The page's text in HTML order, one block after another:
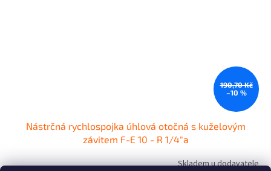
190,70 Kč
–10 %
Nástrčná rychlospojka úhlová otočná s kuželovým
závitem F-E 10 - R 1/4"a
Skladem u dodavatele